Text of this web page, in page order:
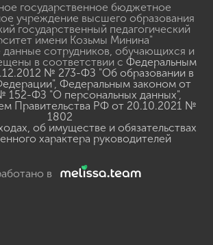
государственное бюджетное
учреждение высшего образования
государственный педагогический
имени Козьмы Минина"
сотрудников, обучающихся и
в соответствии с Федеральным
№ 273-ФЗ "Об образовании в
, Федеральным законом от
152-ФЗ "О персональных данных",
Правительства РФ от 20.10.2021 №
1802
об имуществе и обязательствах
характера руководителей
в